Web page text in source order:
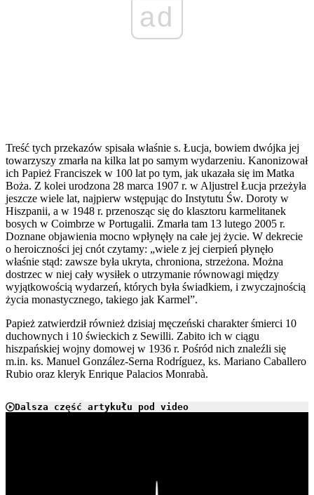
ad
Treść tych przekazów spisała właśnie s. Łucja, bowiem dwójka jej
towarzyszy zmarła na kilka lat po samym wydarzeniu. Kanonizował
ich Papież Franciszek w 100 lat po tym, jak ukazała się im Matka
Boża. Z kolei urodzona 28 marca 1907 r. w Aljustrel Łucja przeżyła
jeszcze wiele lat, najpierw wstępując do Instytutu Św. Doroty w
Hiszpanii, a w 1948 r. przenosząc się do klasztoru karmelitanek
bosych w Coimbrze w Portugalii. Zmarła tam 13 lutego 2005 r.
Doznane objawienia mocno wpłynęły na całe jej życie. W dekrecie
o heroiczności jej cnót czytamy: „wiele z jej cierpień płynęło
właśnie stąd: zawsze była ukryta, chroniona, strzeżona. Można
dostrzec w niej cały wysiłek o utrzymanie równowagi między
wyjątkowością wydarzeń, których była świadkiem, i zwyczajnością
życia monastycznego, takiego jak Karmel”.
Papież zatwierdził również dzisiaj męczeński charakter śmierci 10
duchownych i 10 świeckich z Sewilli. Zabito ich w ciągu
hiszpańskiej wojny domowej w 1936 r. Pośród nich znaleźli się
m.in. ks. Manuel González-Serna Rodríguez, ks. Mariano Caballero
Rubio oraz kleryk Enrique Palacios Monrabà.
Dalsza część artykułu pod video